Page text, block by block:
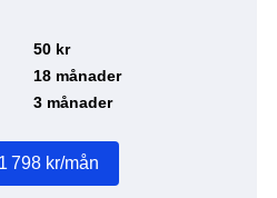
50 kr
18 månader
3 månader
798 kr/mån